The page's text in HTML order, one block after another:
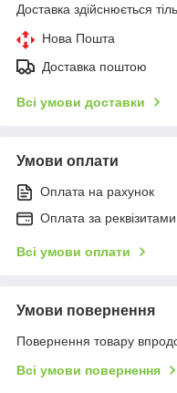
Доставка здійснюється
Нова Пошта
Доставка поштою
Всі умови доставки
Умови оплати
Оплата на рахунок
Оплата за реквізитами
Всі умови оплати
Умови повернення
Повернення товару
Всі умови повернення